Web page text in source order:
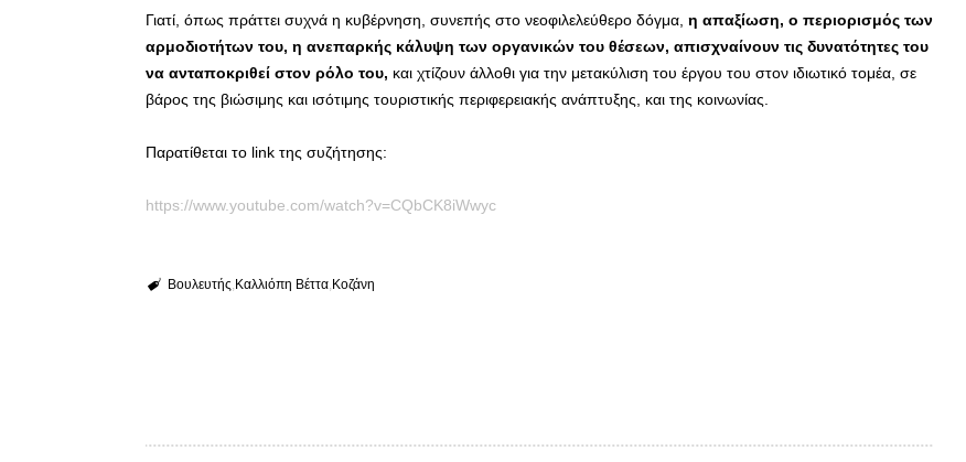
Γιατί, όπως πράττει συχνά η κυβέρνηση, συνεπής στο νεοφιλελεύθερο δόγμα, η απαξίωση, ο περιορισμός των
αρμοδιοτήτων του, η ανεπαρκής κάλυψη των οργανικών του θέσεων, απισχναίνουν τις δυνατότητες του
να ανταποκριθεί στον ρόλο του, και χτίζουν άλλοθι για την μετακύλιση του έργου του στον ιδιωτικό τομέα, σε
βάρος της βιώσιμης και ισότιμης τουριστικής περιφερειακής ανάπτυξης, και της κοινωνίας.
Παρατίθεται το link της συζήτησης:
https://www.youtube.com/watch?v=CQbCK8iWwyc
Βουλευτής Καλλιόπη Βέττα Κοζάνη